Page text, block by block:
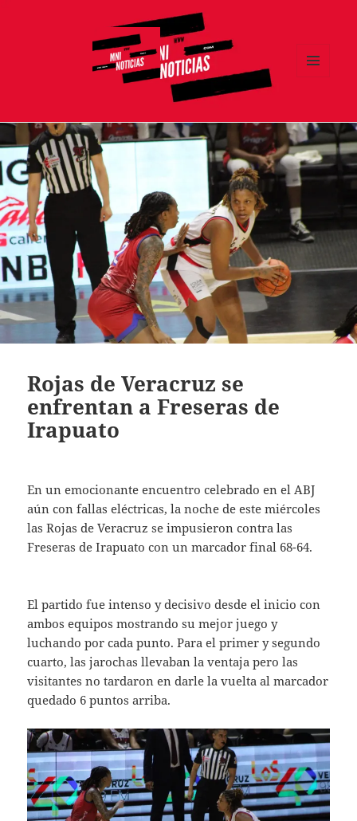
Rojas de Veracruz se
enfrentan a Freseras de
Irapuato
En un emocionante encuentro celebrado en el ABJ
aún con fallas eléctricas, la noche de este miércoles
las Rojas de Veracruz se impusieron contra las
Freseras de Irapuato con un marcador final 68-64.
El partido fue intenso y decisivo desde el inicio con
ambos equipos mostrando su mejor juego y
luchando por cada punto. Para el primer y segundo
cuarto, las jarochas llevaban la ventaja pero las
visitantes no tardaron en darle la vuelta al marcador
quedado 6 puntos arriba.